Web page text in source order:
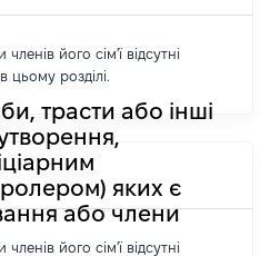
його сім'ї відсутні
цьому розділі.
трасти або інші
яких є
або члени
його сім'ї відсутні